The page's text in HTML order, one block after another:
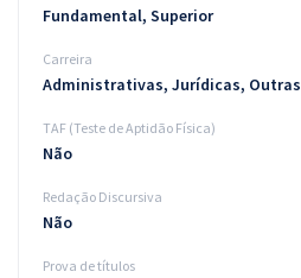
Fundamental, Superior
Carreira
Administrativas, Jurídicas, Outras
TAF (Teste de Aptidão Física)
Não
Redação Discursiva
Não
Prova de títulos